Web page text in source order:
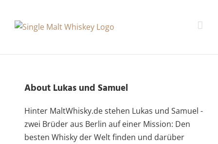
About Lukas und Samuel
Hinter MaltWhisky.de stehen Lukas und Samuel -
zwei Brüder aus Berlin auf einer Mission: Den
besten Whisky der Welt finden und darüber